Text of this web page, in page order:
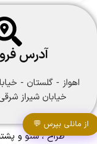
آدرس
اهواز - گلستان -
خیابان شیراز
طراح ، سئو و
از مانلی بپرس 💬